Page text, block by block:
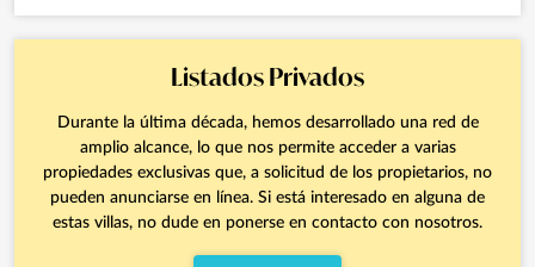
Listados Privados
Durante la última década, hemos desarrollado una red de
amplio alcance, lo que nos permite acceder a varias
propiedades exclusivas que, a solicitud de los propietarios, no
pueden anunciarse en línea. Si está interesado en alguna de
estas villas, no dude en ponerse en contacto con nosotros.